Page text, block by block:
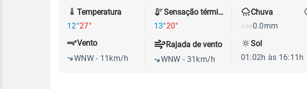
Temperatura
12°27°
Sensação térmica
13°20°
Chuva
0.0mm
Vento
WNW - 11km/h
Rajada de vento
WNW - 31km/h
Sol
01:02h às 16:11h